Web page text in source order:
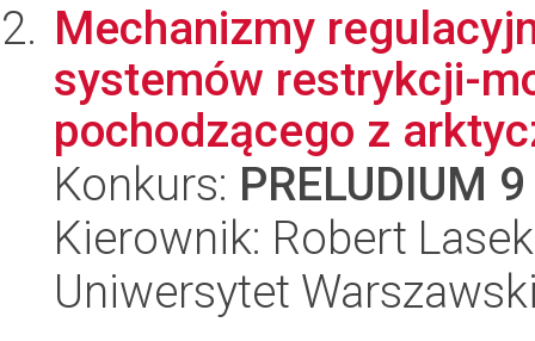
Mechanizmy
systemów restrykcji-
pochodzącego z
Konkurs: PRELUDIUM 9
Kierownik: Robert Lasek
Uniwersytet